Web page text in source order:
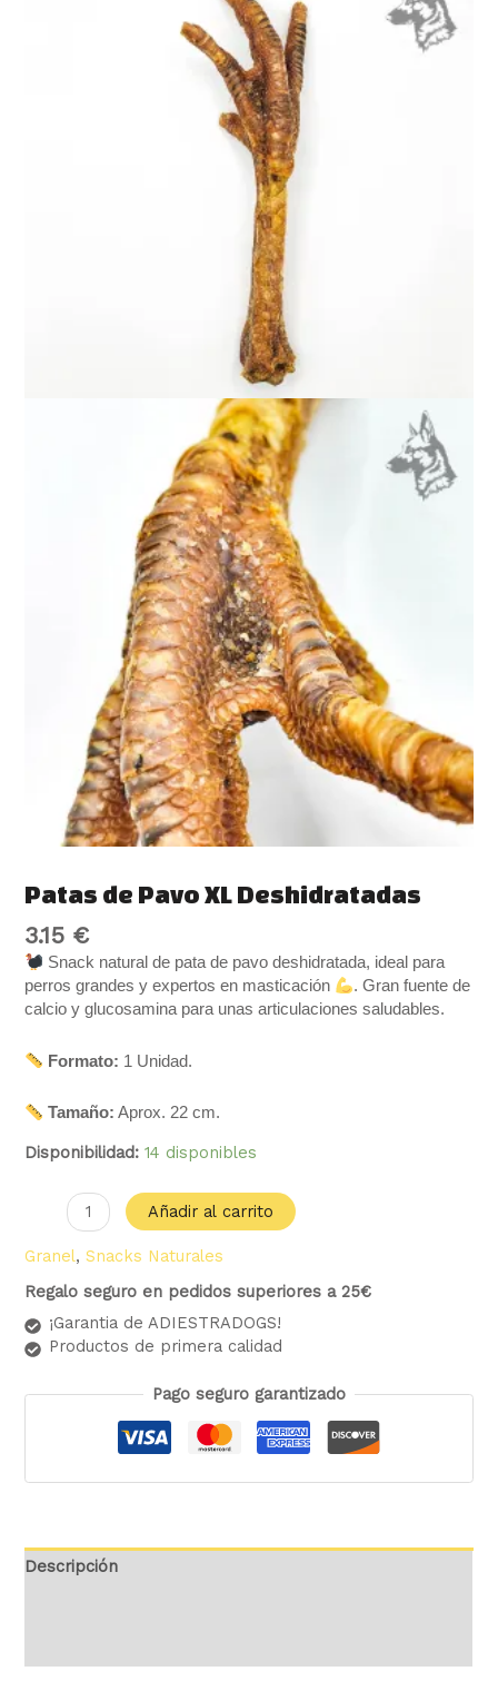
Patas de Pavo XL Deshidratadas
3.15 €
Snack natural de pata de pavo deshidratada, ideal para
perros grandes y expertos en masticación
. Gran fuente de
calcio y glucosamina para unas articulaciones saludables.
Formato: 1 Unidad.
Tamaño: Aprox. 22 cm.
Disponibilidad: 14 disponibles
Añadir al carrito
Granel,Snacks Naturales
Regalo seguro en pedidos superiores a 25€
¡Garantia de ADIESTRADOGS!
Productos de primera calidad
Pago seguro garantizado
Descripción